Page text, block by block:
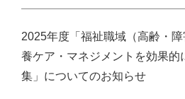
2025年度「福祉職域（高齢・
養ケア・マネジメントを効果的
集」についてのお知らせ